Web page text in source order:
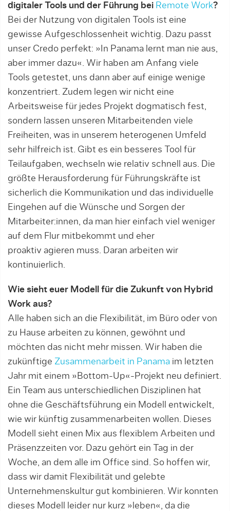
digitaler Tools und der Führung bei Remote Work?
Bei der Nutzung von digitalen Tools ist eine
gewisse Aufgeschlossenheit wichtig. Dazu passt
unser Credo perfekt: »In Panama lernt man nie aus,
aber immer dazu«. Wir haben am Anfang viele
Tools getestet, uns dann aber auf einige wenige
konzentriert. Zudem legen wir nicht eine
Arbeitsweise für jedes Projekt dogmatisch fest,
sondern lassen unseren Mitarbeitenden viele
Freiheiten, was in unserem heterogenen Umfeld
sehr hilfreich ist. Gibt es ein besseres Tool für
Teilaufgaben, wechseln wie relativ schnell aus. Die
größte Herausforderung für Führungskräfte ist
sicherlich die Kommunikation und das individuelle
Eingehen auf die Wünsche und Sorgen der
Mitarbeiter:innen, da man hier einfach viel weniger
auf dem Flur mitbekommt und eher
proaktiv agieren muss. Daran arbeiten wir
kontinuierlich.
Wie sieht euer Modell für die Zukunft von Hybrid
Work aus?
Alle haben sich an die Flexibilität, im Büro oder von
zu Hause arbeiten zu können, gewöhnt und
möchten das nicht mehr missen. Wir haben die
zukünftige Zusammenarbeit in Panama im letzten
Jahr mit einem »Bottom-Up«-Projekt neu definiert.
Ein Team aus unterschiedlichen Disziplinen hat
ohne die Geschäftsführung ein Modell entwickelt,
wie wir künftig zusammenarbeiten wollen. Dieses
Modell sieht einen Mix aus flexiblem Arbeiten und
Präsenzzeiten vor. Dazu gehört ein Tag in der
Woche, an dem alle im Office sind. So hoffen wir,
dass wir damit Flexibilität und gelebte
Unternehmenskultur gut kombinieren. Wir konnten
dieses Modell leider nur kurz »leben«, da die